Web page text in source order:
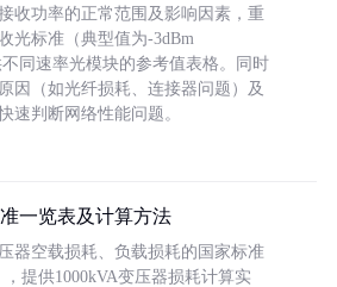
收功率的正常范围及影响因素，重
光标准（典型值为-3dBm
同速率光模块的参考值表格。同时
因（如光纤损耗、连接器问题）及
速判断网络性能问题。
一览表及计算方法
器空载损耗、负载损耗的国家标准
，提供1000kVA变压器损耗计算实